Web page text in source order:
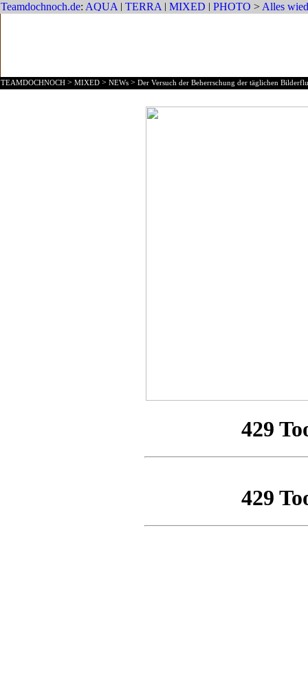
TEAMDOCHNOCH > MIXED > NEWs > Der Versuch der Beherrschung der täglichen